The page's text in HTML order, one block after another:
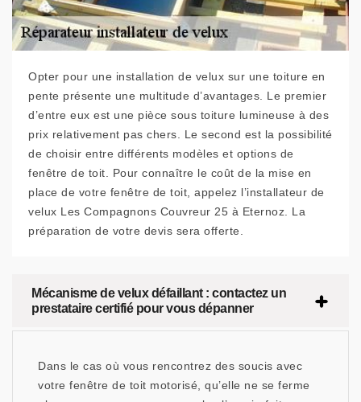
Opter pour une installation de velux sur une toiture en
pente présente une multitude d’avantages. Le premier
d’entre eux est une pièce sous toiture lumineuse à des
prix relativement pas chers. Le second est la possibilité
de choisir entre différents modèles et options de
fenêtre de toit. Pour connaître le coût de la mise en
place de votre fenêtre de toit, appelez l’installateur de
velux Les Compagnons Couvreur 25 à Eternoz. La
préparation de votre devis sera offerte.
Mécanisme de velux défaillant : contactez un
prestataire certifié pour vous dépanner
Dans le cas où vous rencontrez des soucis avec
votre fenêtre de toit motorisé, qu’elle ne se ferme